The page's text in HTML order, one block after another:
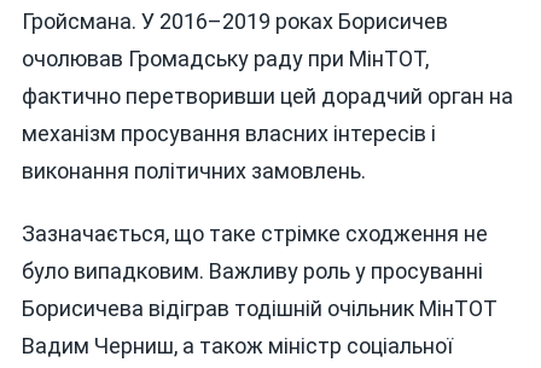
Гройсмана. У 2016–2019 роках Борисичев
очолював Громадську раду при МінТОТ,
фактично перетворивши цей дорадчий орган на
механізм просування власних інтересів і
виконання політичних замовлень.
Зазначається, що таке стрімке сходження не
було випадковим. Важливу роль у просуванні
Борисичева відіграв тодішній очільник МінТОТ
Вадим Черниш, а також міністр соціальної